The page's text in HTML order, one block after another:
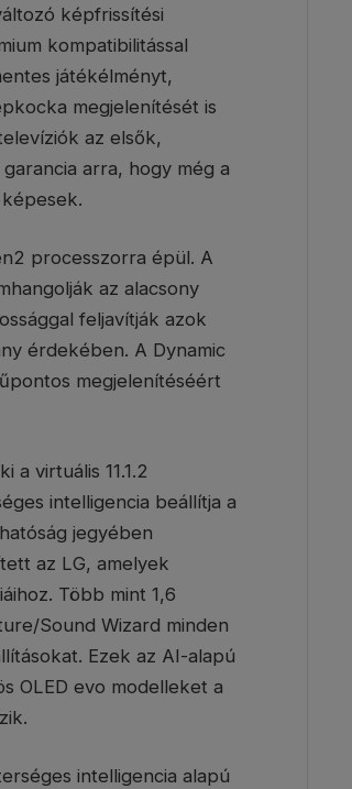
képfrissítési
kompatibilitással
játékélményt,
megjelenítését is
az elsők,
arra, hogy még a
processzorra épül. A
az alacsony
feljavítják azok
érdekében. A Dynamic
megjelenítéséért
a virtuális 11.1.2
intelligencia beállítja a
jegyében
az LG, amelyek
Több mint 1,6
Sound Wizard minden
Ezek az AI-alapú
OLED evo modelleket a
intelligencia alapú